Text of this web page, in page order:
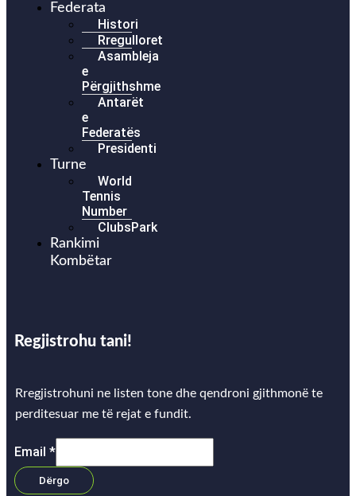
Federata
Histori
Rregulloret
Asambleja
e
Përgjithshme
Antarët
e
Federatës
Presidenti
Turne
World
Tennis
Number
ClubsPark
Rankimi
Kombëtar
Regjistrohu tani!
Rregjistrohuni ne listen tone dhe qendroni gjithmonë te
perditesuar me të rejat e fundit.
Email *
Dërgo